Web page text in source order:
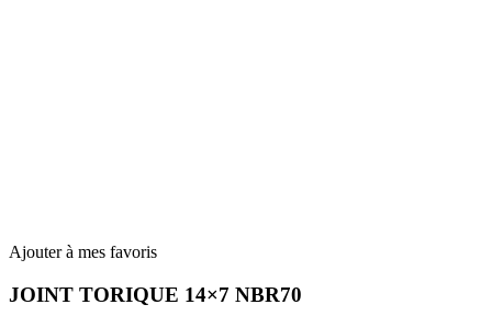
Ajouter à mes favoris
JOINT TORIQUE 14×7 NBR70